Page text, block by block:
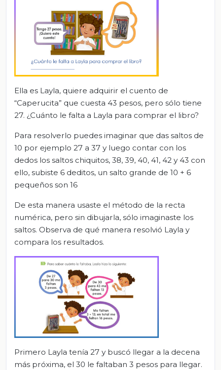
Ella es Layla, quiere adquirir el cuento de
“Caperucita” que cuesta 43 pesos, pero sólo tiene
27. ¿Cuánto le falta a Layla para comprar el libro?
Para resolverlo puedes imaginar que das saltos de
10 por ejemplo 27 a 37 y luego contar con los
dedos los saltos chiquitos, 38, 39, 40, 41, 42 y 43 con
ello, subiste 6 deditos, un salto grande de 10 + 6
pequeños son 16
De esta manera usaste el método de la recta
numérica, pero sin dibujarla, sólo imaginaste los
saltos. Observa de qué manera resolvió Layla y
compara los resultados.
Primero Layla tenía 27 y buscó llegar a la decena
más próxima, el 30 le faltaban 3 pesos para llegar.